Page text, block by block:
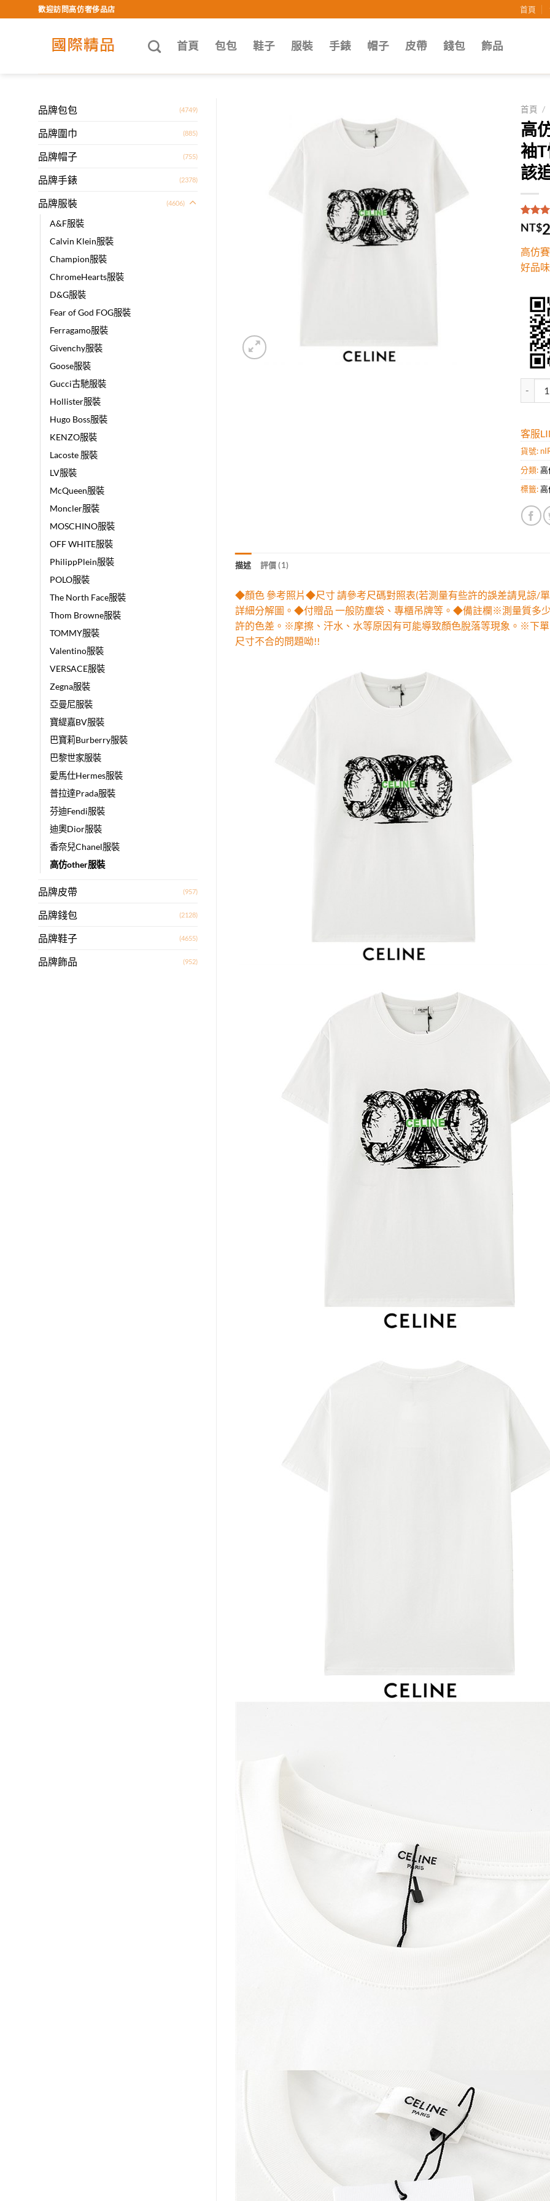
to
歡迎訪問高仿奢侈品店 首頁
首頁 包包 鞋子 服裝 手錶 帽子 皮帶 錢包 飾品
品牌包包 (4749)
品牌圍巾 (885)
品牌帽子 (755)
品牌手錶 (2378)
品牌服裝 (4606)
A&F服裝
Calvin Klein服裝
Champion服裝
ChromeHearts服裝
D&G服裝
Fear of God FOG服裝
Ferragamo服裝
Givenchy服裝
Goose服裝
Gucci古馳服裝
Hollister服裝
Hugo Boss服裝
KENZO服裝
Lacoste 服裝
LV服裝
McQueen服裝
Moncler服裝
MOSCHINO服裝
OFF WHITE服裝
PhilippPlein服裝
POLO服裝
The North Face服裝
Thom Browne服裝
TOMMY服裝
Valentino服裝
VERSACE服裝
Zegna服裝
亞曼尼服裝
寶緹嘉BV服裝
巴寶莉Burberry服裝
巴黎世家服裝
愛馬仕Hermes服裝
普拉達Prada服裝
芬迪Fendi服裝
迪奧Dior服裝
香奈兒Chanel服裝
高仿other服裝
品牌皮帶 (957)
品牌錢包 (2128)
品牌鞋子 (4655)
品牌飾品 (952)
首頁 /
高
袖
該
評分
5，
1
分
NT$
高仿
好品
客服
貨號:
分類:高
標籤:高
描述 評價 (1)
◆顏色 參考照片◆尺寸 請參考尺碼對照表(若測量有些許的誤差請見諒/
詳細分解圖。◆付贈品 一般防塵袋、專櫃吊牌等。◆備註欄※測量質多
許的色差。※摩擦、汗水、水等原因有可能導致顏色脫落等現象。※下
尺寸不合的問題呦!!